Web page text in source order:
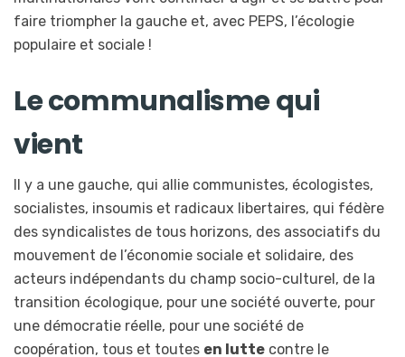
faire triompher la gauche et, avec PEPS, l’écologie
populaire et sociale !
Le communalisme qui
vient
Il y a une gauche, qui allie communistes, écologistes,
socialistes, insoumis et radicaux libertaires, qui fédère
des syndicalistes de tous horizons, des associatifs du
mouvement de l’économie sociale et solidaire, des
acteurs indépendants du champ socio-culturel, de la
transition écologique, pour une société ouverte, pour
une démocratie réelle, pour une société de
coopération, tous et toutes en lutte contre le